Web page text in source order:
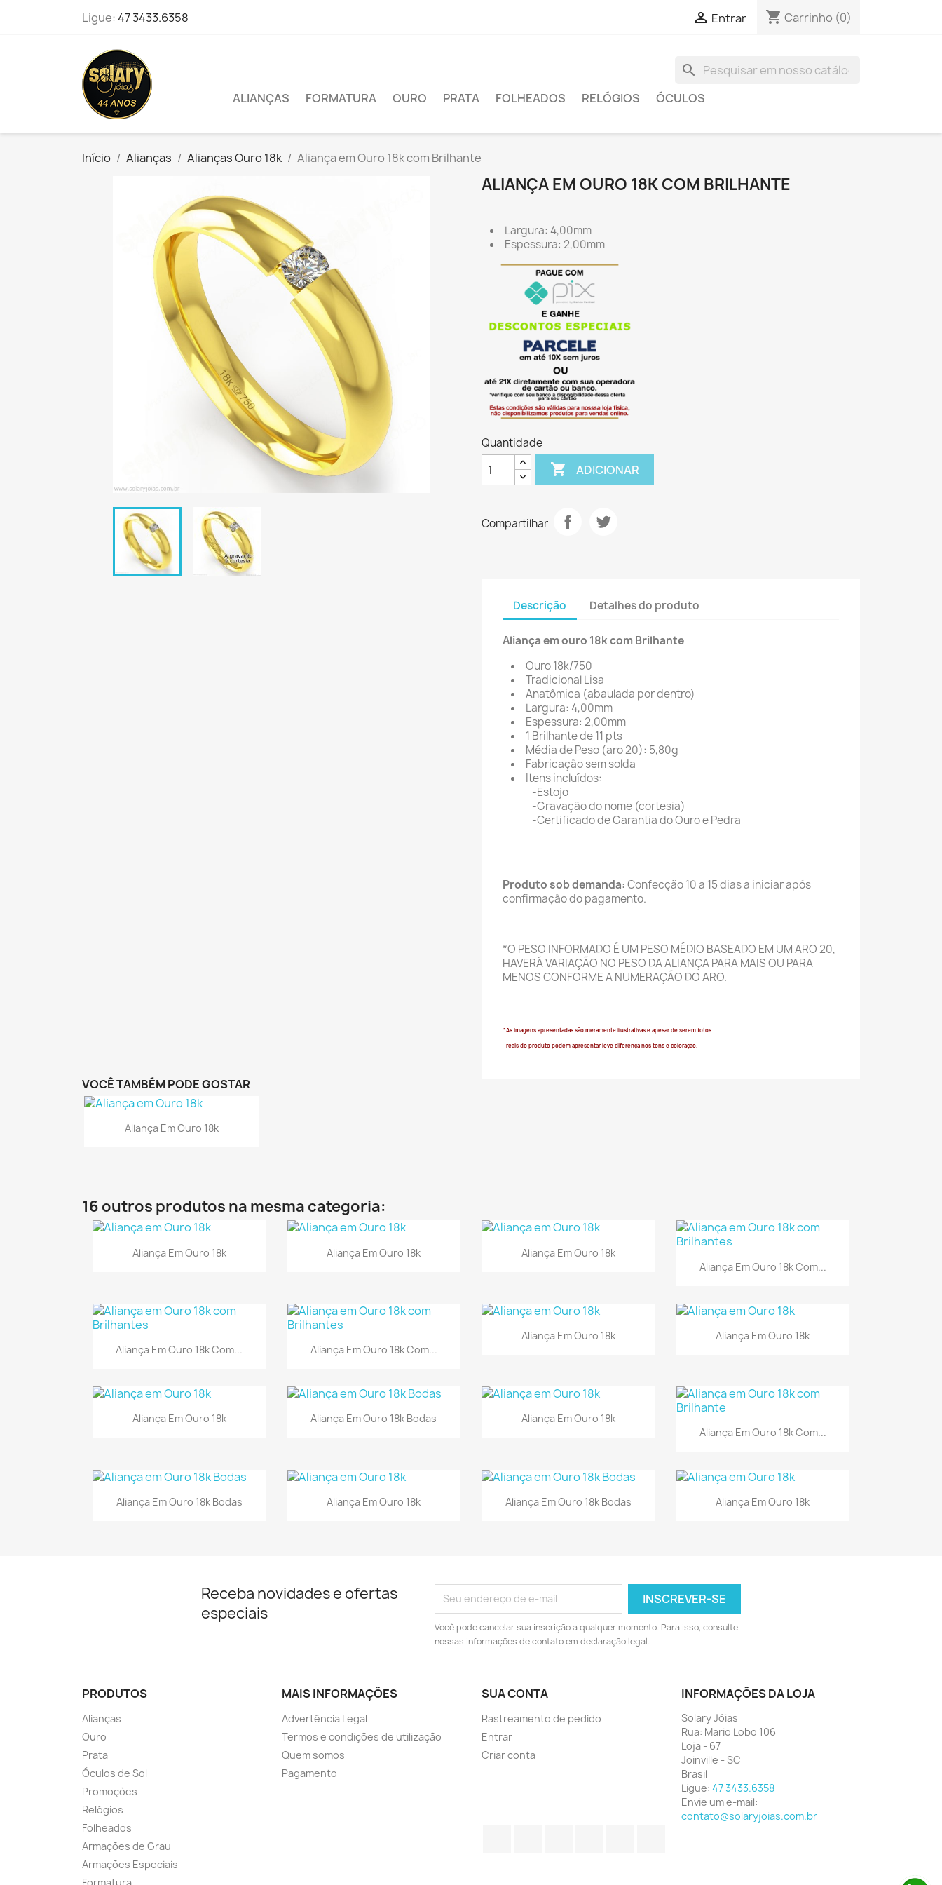
Ligue:47 3433.6358  Entrar shopping_cart Carrinho (0)
search
ALIANÇAS FORMATURA OURO PRATA FOLHEADOS RELÓGIOS ÓCULOS
Início Alianças Alianças Ouro 18k Aliança em Ouro 18k com Brilhante
ALIANÇA EM OURO 18K COM BRILHANTE
Largura: 4,00mm
Espessura: 2,00mm
Quantidade
 ADICIONAR
Compartilhar
Descrição Detalhes do produto
Aliança em ouro 18k com Brilhante
Ouro 18k/750
Tradicional Lisa
Anatômica (abaulada por dentro)
Largura: 4,00mm
Espessura: 2,00mm
1 Brilhante de 11 pts
Média de Peso (aro 20): 5,80g
Fabricação sem solda
Itens incluídos:
-Estojo
-Gravação do nome (cortesia)
-Certificado de Garantia do Ouro e Pedra
Produto sob demanda:Confecção 10 a 15 dias a iniciar após
confirmação do pagamento.
*O PESO INFORMADO É UM PESO MÉDIO BASEADO EM UM ARO 20,
HAVERÁ VARIAÇÃO NO PESO DA ALIANÇA PARA MAIS OU PARA
MENOS CONFORME A NUMERAÇÃO DO ARO.
*As imagens apresentadas são meramente ilustrativas e apesar de serem fotos
reais do produto podem apresentar leve diferença nos tons e coloração.
VOCÊ TAMBÉM PODE GOSTAR
Visualização rápida
Aliança Em Ouro 18k
16 outros produtos na mesma categoria:
Visualização rápida
Aliança Em Ouro 18k Visualização rápida
Aliança Em Ouro 18k Visualização rápida
Aliança Em Ouro 18k
Visualização rápida
Aliança Em Ouro 18k Com...
Visualização rápida
Aliança Em Ouro 18k Com... Visualização rápida
Aliança Em Ouro 18k Com...
Visualização rápida
Aliança Em Ouro 18k Visualização rápida
Aliança Em Ouro 18k
Visualização rápida
Aliança Em Ouro 18k Visualização rápida
Aliança Em Ouro 18k Bodas Visualização rápida
Aliança Em Ouro 18k
Visualização rápida
Aliança Em Ouro 18k Com...
Visualização rápida
Aliança Em Ouro 18k Bodas Visualização rápida
Aliança Em Ouro 18k Visualização rápida
Aliança Em Ouro 18k Bodas Visualização rápida
Aliança Em Ouro 18k
Receba novidades e ofertas
especiais
Você pode cancelar sua inscrição a qualquer momento. Para isso, consulte
nossas informações de contato em declaração legal.
PRODUTOS
Alianças
Ouro
Prata
Óculos de Sol
Promoções
Relógios
Folheados
Armações de Grau
Armações Especiais
MAIS INFORMAÇÕES
Advertência Legal
Termos e condições de utilização
Quem somos
Pagamento
SUA CONTA
Rastreamento de pedido
Entrar
Criar conta
INFORMAÇÕES DA LOJA
Solary Jóias
Rua: Mario Lobo 106
Loja - 67
Joinville - SC
Brasil
Ligue: 47 3433.6358
Envie um e-mail:
contato@solaryjoias.com.br